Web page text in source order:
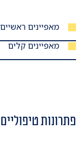
מאפיינים ראשיים
מאפיינים קלים
פתרונות טיפוליים